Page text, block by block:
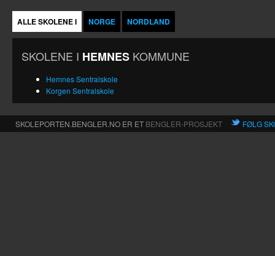
ALLE SKOLENE I NORGE NORDLAND
SKOLENE I HEMNES KOMMUNE
Hemnes Sentralskole
Korgen Sentralskole
SKOLEPORTEN.BENGLER.NO ER ET BENGLER-PROSJEKT FØLG